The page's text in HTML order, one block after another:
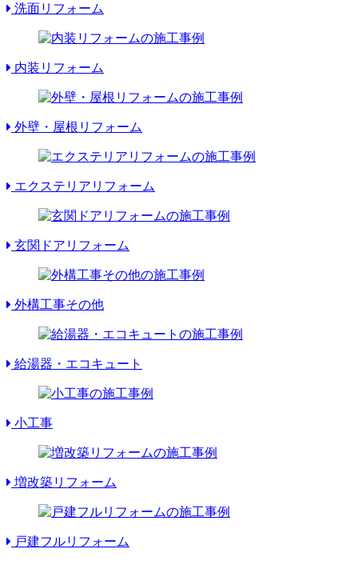
洗面リフォーム
内装リフォーム
外壁・屋根リフォーム
エクステリアリフォーム
玄関ドアリフォーム
外構工事その他
給湯器・エコキュート
小工事
増改築リフォーム
戸建フルリフォーム